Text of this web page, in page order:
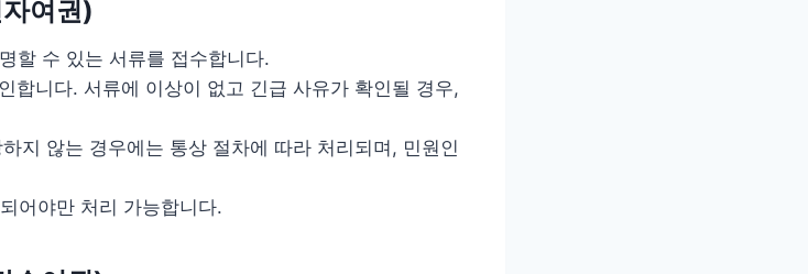
여권)
할 수 있는 서류를 접수합니다.
합니다. 서류에 이상이 없고 긴급 사유가 확인될 경우,
지 않는 경우에는 통상 절차에 따라 처리되며, 민원인
어야만 처리 가능합니다.